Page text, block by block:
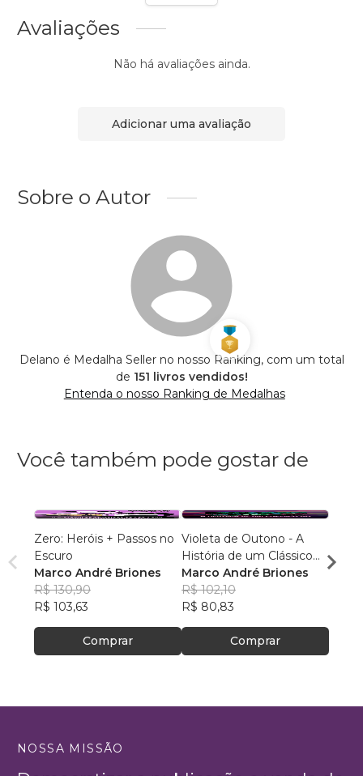
Avaliações
Não há avaliações ainda.
Adicionar uma avaliação
Sobre o Autor
Delano é Medalha Seller no nosso Ranking, com um total
de 151 livros vendidos!
Entenda o nosso Ranking de Medalhas
Você também pode gostar de
Zero: Heróis + Passos no
Escuro
Marco André Briones
R$ 130,90
R$ 103,63
Comprar
Violeta de Outono - A
História de um Clássico
do Rock Psicodélico
Marco André Briones
R$ 102,10
R$ 80,83
Comprar
R$
NOSSA MISSÃO